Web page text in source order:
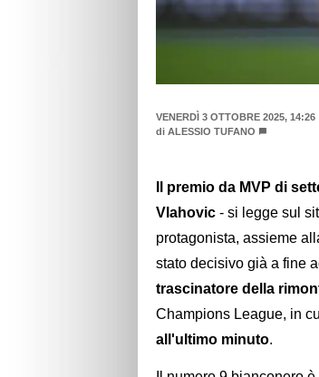
VENERDÌ 3 OTTOBRE 2025, 14:26
di ALESSIO TUFANO
Il premio da MVP di
Vlahovic - si legge sul
protagonista, assieme
stato decisivo già a fine
trascinatore della
Champions League, in
all'ultimo minuto.